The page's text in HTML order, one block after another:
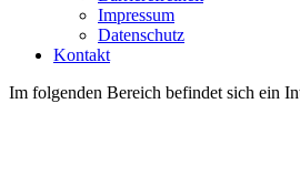
Impressum
Datenschutz
Kontakt
Im folgenden Bereich befindet sich ein